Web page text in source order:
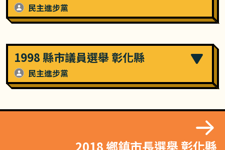
民主進步黨
1998 縣市議員選舉 彰化縣
民主進步黨
2018 鄉鎮市長選舉 彰化縣